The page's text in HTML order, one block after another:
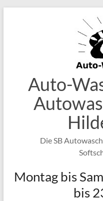
Auto-
Die SB
Montag bis
bis